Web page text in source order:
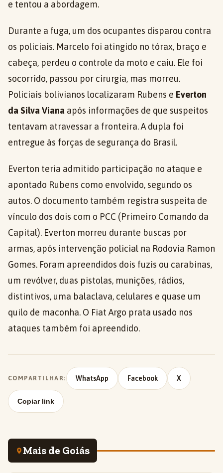
e tentou a abordagem.
Durante a fuga, um dos ocupantes disparou contra
os policiais. Marcelo foi atingido no tórax, braço e
cabeça, perdeu o controle da moto e caiu. Ele foi
socorrido, passou por cirurgia, mas morreu.
Policiais bolivianos localizaram Rubens e Everton
da Silva Viana após informações de que suspeitos
tentavam atravessar a fronteira. A dupla foi
entregue às forças de segurança do Brasil.
Everton teria admitido participação no ataque e
apontado Rubens como envolvido, segundo os
autos. O documento também registra suspeita de
vínculo dos dois com o PCC (Primeiro Comando da
Capital). Everton morreu durante buscas por
armas, após intervenção policial na Rodovia Ramon
Gomes. Foram apreendidos dois fuzis ou carabinas,
um revólver, duas pistolas, munições, rádios,
distintivos, uma balaclava, celulares e quase um
quilo de maconha. O Fiat Argo prata usado nos
ataques também foi apreendido.
COMPARTILHAR: WhatsApp Facebook X
Copiar link
Mais de Goiás